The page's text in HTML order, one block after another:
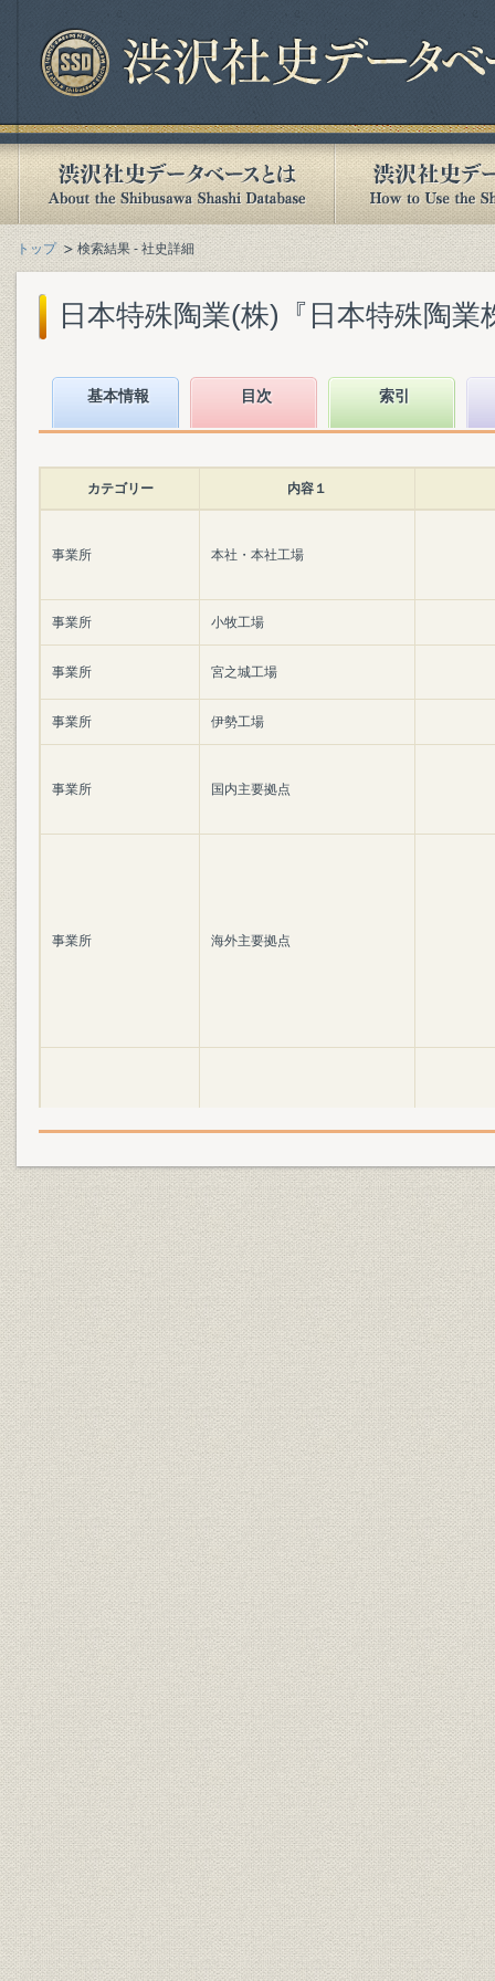
トップ 検索結果 - 社史詳細
日本特殊陶業(株)『日本特殊陶業
基本情報 目次 索引
カテゴリー 内容１
事業所 本社・本社工場
事業所 小牧工場
事業所 宮之城工場
事業所 伊勢工場
事業所 国内主要拠点
事業所 海外主要拠点
生産 センサー事業部
生産 半導体セラミック事業部
生産 応用セラミック事業部
生産 機械工具事業部
生産 圧電セラミック事業部
福利厚生 創立60周年記念式典・大会